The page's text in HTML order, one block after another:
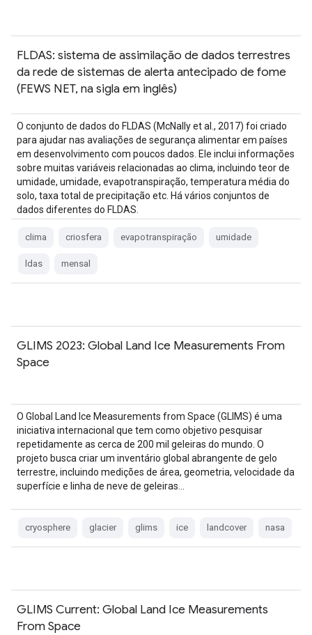
FLDAS: sistema de assimilação de dados terrestres
da rede de sistemas de alerta antecipado de fome
(FEWS NET, na sigla em inglês)
O conjunto de dados do FLDAS (McNally et al., 2017) foi criado
para ajudar nas avaliações de segurança alimentar em países
em desenvolvimento com poucos dados. Ele inclui informações
sobre muitas variáveis relacionadas ao clima, incluindo teor de
umidade, umidade, evapotranspiração, temperatura média do
solo, taxa total de precipitação etc. Há vários conjuntos de
dados diferentes do FLDAS.
clima criosfera evapotranspiração umidade
ldas mensal
GLIMS 2023: Global Land Ice Measurements From
Space
O Global Land Ice Measurements from Space (GLIMS) é uma
iniciativa internacional que tem como objetivo pesquisar
repetidamente as cerca de 200 mil geleiras do mundo. O
projeto busca criar um inventário global abrangente de gelo
terrestre, incluindo medições de área, geometria, velocidade da
superfície e linha de neve de geleiras…
cryosphere glacier glims ice landcover nasa
GLIMS Current: Global Land Ice Measurements
From Space